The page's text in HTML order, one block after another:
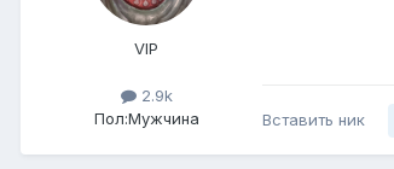
VIP
2.9k
Пол:Мужчина Вставить ник